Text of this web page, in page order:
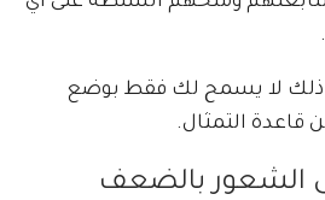
ذلك لا يسمح لك فقط بوضع
قاعدة التمثال.
الشعور بالضعف